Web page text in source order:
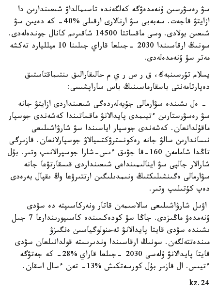
سۋ رەسۋرسىن ۇنەمدەۋگە كەلگەندە تاسىمالداۋ شىعىندارىن دا
ازايتۋ قاجەت. سەبەبى سۋ ارنالارى ارقىلى %40- كە دەيىن سۋ
شىعىن بولادى. وسى ماقساتتا 14500 شاقىرىم كانال جوندەلەدى.
سونىڭ ارقاسىندا 2030 -جىلعا قاراي جىلىنا 10 ميلليارد تەكشە
مەتر سۋ ۇنەمدەلەدى.
يسلام تۇرسىنبەك، ق ر س ر ي م حالىقارالىق ىنتىماقتاستىق
دەپارتامەنتى باسقارماسىنىڭ باس ساراپشىسى:
- ەل ىشىندە سۋارمالى جۇيەلەردەگى شىعىنداردى ازايتۋ جانە
سۋ رەسۋرستارىن ءتيىمدى پايدالانۋ ماقساتىندا كەشەندى جوسپار
ماقۇلدانعان. كەشەندى جوسپار اياسىندا سۋ شارۋاشىلىعى
نىساندارىن سالۋ جانە رەكونسترۋكتسيالاۋ جوسپارلانعان. قازىرگى
تاڭدا شامامەن 160-قا جۋىق ءىس-شارا جوسپرالانىپ وتىر. بۇل
شارالار جالپى سۋ اينالىمىنداعى شىعىنداردى قىسقارتۋعا جانە
سۋارمالى ەگىنشىلىكتىڭ ونىمدىلىگىن ارتتىرۋعا وڭ ىقپال بەرەدى
دەپ كۇتىلىپ وتىر.
اۋىل شارۋاشىلىعى سالاسىمەن قاتار ونەركاسىپتە دە سۋدى
ۇنەمدەۋ ماڭىزدى. جاڭا سۋ كودەكسىندە كاسىپورىندارعا 7 جىل
ىشىندە سۋدى قايتا پايدالانۋ تەحنولوگياسىن ەنگىزۋ
مىندەتتەلگەن. سونىڭ ارقاسىندا وندىرىستە قولدانىلعان سۋدى
قايتا پايدالانۋ ۇلەسى 2030 -جىلعا قاراي %28- كە جەتۋگە
ءتيىس. ال قازىر بۇل كورسەتكىش %13- تەن ءسال اسقان.
24.kz